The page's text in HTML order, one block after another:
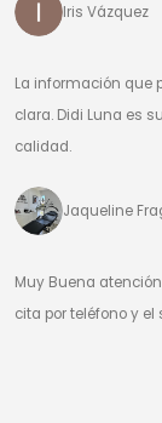
Iris Vázquez
La información que
clara. Didi Luna es
calidad.
Jaqueline
Muy Buena
cita por teléfono y